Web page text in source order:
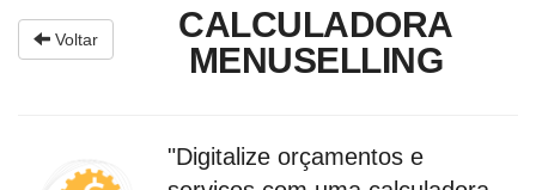
Voltar
CALCULADORA
MENUSELLING
"Digitalize orçamentos e